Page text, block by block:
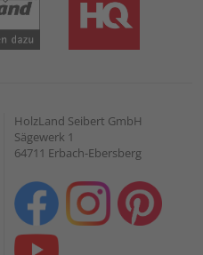
HolzLand Seibert GmbH
Sägewerk 1
64711 Erbach-Ebersberg